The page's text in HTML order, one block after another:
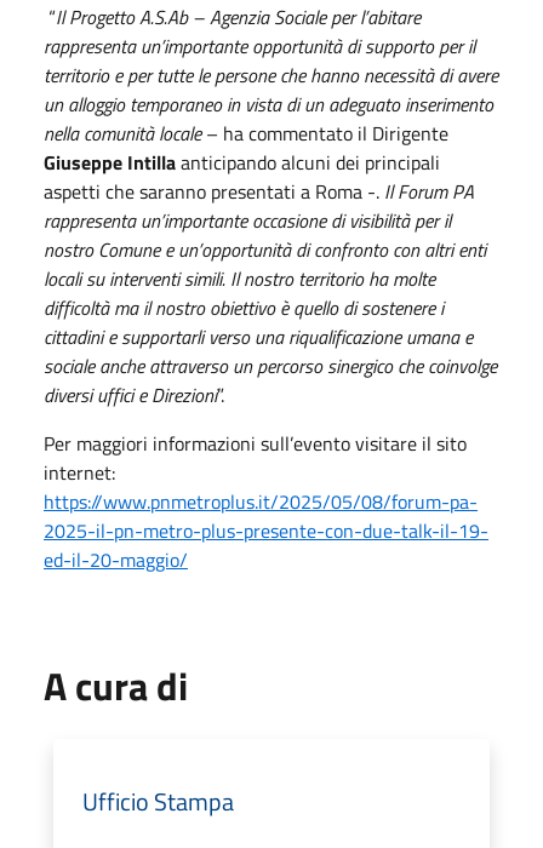
“Il Progetto A.S.Ab – Agenzia Sociale per l’abitare
rappresenta un’importante opportunità di supporto per il
territorio e per tutte le persone che hanno necessità di avere
un alloggio temporaneo in vista di un adeguato inserimento
nella comunità locale– ha commentato il Dirigente
Giuseppe Intillaanticipando alcuni dei principali
aspetti che saranno presentati a Roma -. Il Forum PA
rappresenta un’importante occasione di visibilità per il
nostro Comune e un’opportunità di confronto con altri enti
locali su interventi simili. Il nostro territorio ha molte
difficoltà ma il nostro obiettivo è quello di sostenere i
cittadini e supportarli verso una riqualificazione umana e
sociale anche attraverso un percorso sinergico che coinvolge
diversi uffici e Direzioni”.
Per maggiori informazioni sull’evento visitare il sito
internet:
https://www.pnmetroplus.it/2025/05/08/forum-pa-
2025-il-pn-metro-plus-presente-con-due-talk-il-19-
ed-il-20-maggio/
A cura di
Ufficio Stampa